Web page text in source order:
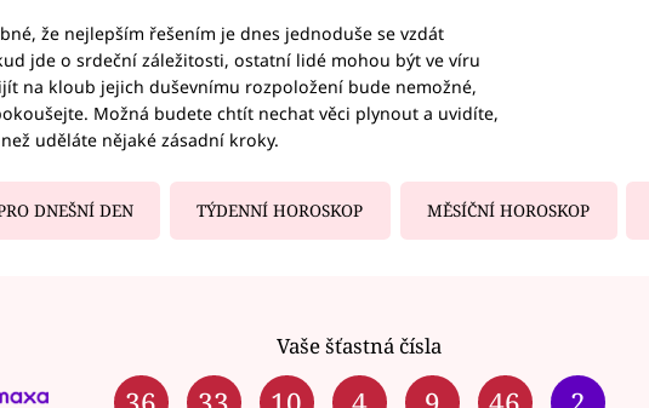
že nejlepším řešením je dnes jednoduše se vzdát
jde o srdeční záležitosti, ostatní lidé mohou být ve víru
na kloub jejich duševnímu rozpoložení bude nemožné,
Možná budete chtít nechat věci plynout a uvidíte,
uděláte nějaké zásadní kroky.
DNEŠNÍ DEN TÝDENNÍ HOROSKOP MĚSÍČNÍ HOROSKOP
Vaše šťastná čísla